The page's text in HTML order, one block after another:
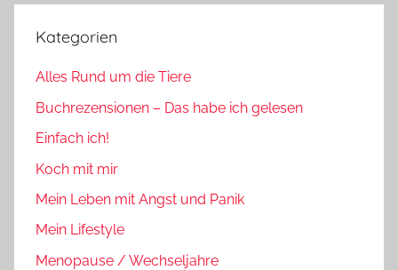
Kategorien
Alles Rund um die Tiere
Buchrezensionen – Das habe ich gelesen
Einfach ich!
Koch mit mir
Mein Leben mit Angst und Panik
Mein Lifestyle
Menopause / Wechseljahre